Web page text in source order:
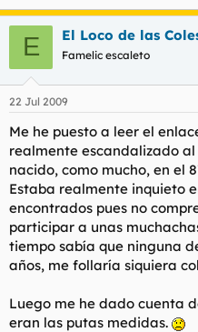
E El Loco de las
Famelic escaleto
22 Jul 2009
Me he puesto a leer el
realmente escandalizado
nacido, como mucho, en el
Estaba realmente inquieto
encontrados pues no
participar a unas
tiempo sabía que ninguna
años, me follaría siquiera
Luego me he dado cuenta
eran las putas medidas.